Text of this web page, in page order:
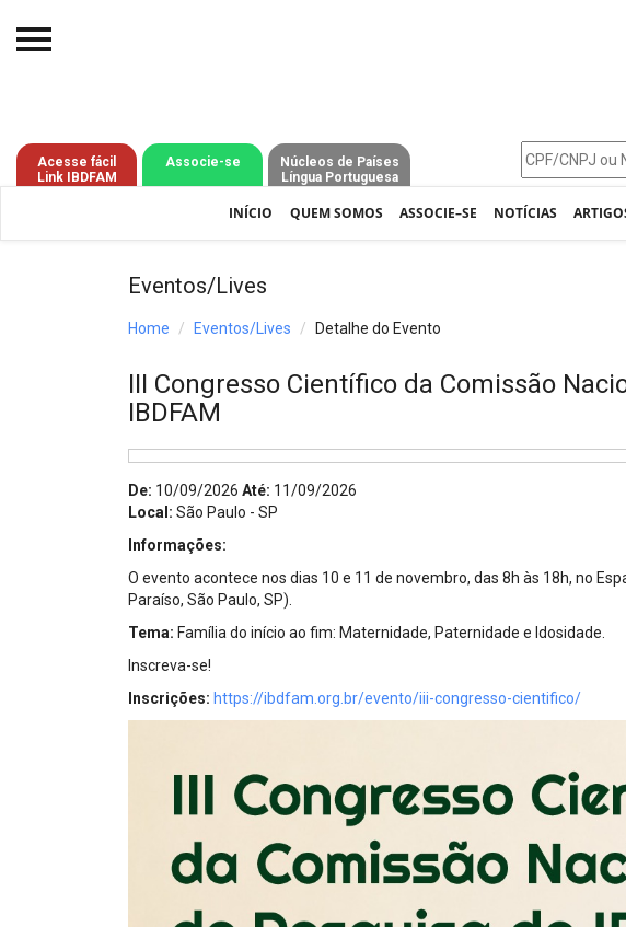
Acesse fácil
Link IBDFAM
Associe-se
Núcleos de Países
Língua Portuguesa
INÍCIO QUEM SOMOS ASSOCIE–SE NOTÍCIAS
O IBDFAM
Notícias
Jurisprudência
Processos - IBDFAM
Projetos do IBDFAM
Eventos / Lives
Alienação Parental
Encontre um Escritório
Eventos/Lives
Home Eventos/Lives Detalhe do Evento
III Congresso Científico da Comissão
IBDFAM
De: 10/09/2026 Até: 11/09/2026
Local: São Paulo - SP
Informações:
O evento acontece nos dias 10 e 11 de novembro, das 8h às 18h, no
Paraíso, São Paulo, SP).
Tema: Família do início ao fim: Maternidade, Paternidade e Idosidade.
Inscreva-se!
Inscrições: https://ibdfam.org.br/evento/iii-congresso-cientifico/